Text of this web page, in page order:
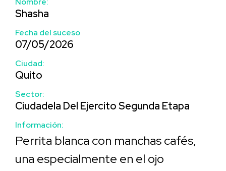
Shasha
Fecha del suceso
07/05/2026
Ciudad:
Quito
Sector:
Ciudadela Del Ejercito Segunda Etapa
Información:
Perrita blanca con manchas cafés,
una especialmente en el ojo